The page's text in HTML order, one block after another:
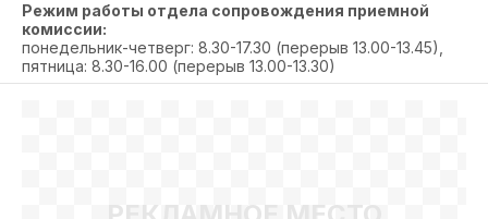
Режим работы отдела сопровождения приемной
комиссии:
понедельник-четверг: 8.30-17.30 (перерыв 13.00-13.45),
пятница: 8.30-16.00 (перерыв 13.00-13.30)